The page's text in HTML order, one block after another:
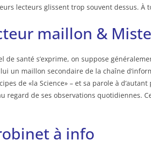
lecteurs glissent trop souvent dessus. À
maillon &
de santé s’exprime, on suppose
un maillon secondaire de la chaîne
de «la Science» – et sa parole à
regard de ses observations quotidiennes.
à info